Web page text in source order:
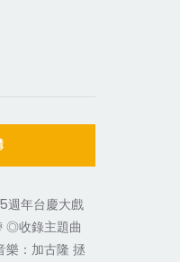
年台慶大戲
◎收錄主題曲
樂：加古隆 拯